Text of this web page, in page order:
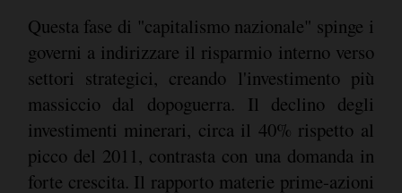
Questa fase di "capitalismo nazionale" spinge i
governi a indirizzare il risparmio interno verso
settori strategici, creando l'investimento più
massiccio dal dopoguerra. Il declino degli
investimenti minerari, circa il 40% rispetto al
picco del 2011, contrasta con una domanda in
forte crescita. Il rapporto materie prime-azioni